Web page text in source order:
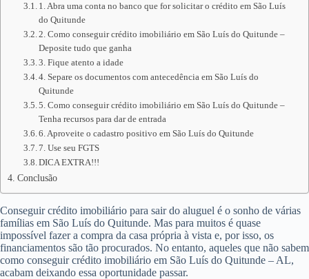
1. Abra uma conta no banco que for solicitar o crédito em São Luís
do Quitunde
2. Como conseguir crédito imobiliário em São Luís do Quitunde –
Deposite tudo que ganha
3. Fique atento a idade
4. Separe os documentos com antecedência em São Luís do
Quitunde
5. Como conseguir crédito imobiliário em São Luís do Quitunde –
Tenha recursos para dar de entrada
6. Aproveite o cadastro positivo em São Luís do Quitunde
7. Use seu FGTS
DICA EXTRA!!!
Conclusão
Conseguir crédito imobiliário para sair do aluguel é o sonho de várias
famílias em São Luís do Quitunde. Mas para muitos é quase
impossível fazer a compra da casa própria à vista e, por isso, os
financiamentos são tão procurados. No entanto, aqueles que não sabem
como conseguir crédito imobiliário em São Luís do Quitunde – AL,
acabam deixando essa oportunidade passar.